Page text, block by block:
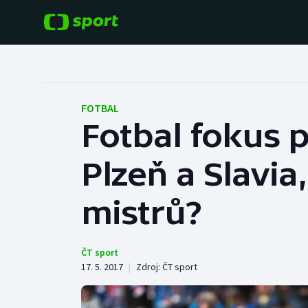
Hokej
Tenis
Baseball a softbal
Basketbal
FOTBAL
Fotbal fokus
Plzeň a
mistrů?
ČT sport
17. 5. 2017 | Zdroj: ČT sport